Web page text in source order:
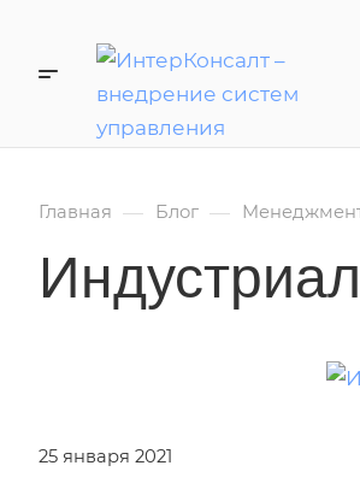
Главная — Блог —
25 января 2021